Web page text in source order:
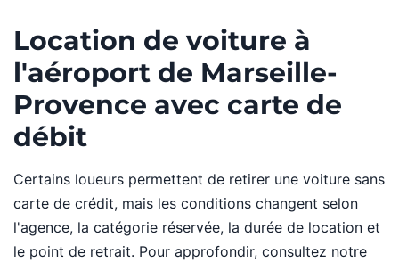
Location de voiture à
l'aéroport de Marseille-
Provence avec carte de
débit
Certains loueurs permettent de retirer une voiture sans
carte de crédit, mais les conditions changent selon
l'agence, la catégorie réservée, la durée de location et
le point de retrait. Pour approfondir, consultez notre